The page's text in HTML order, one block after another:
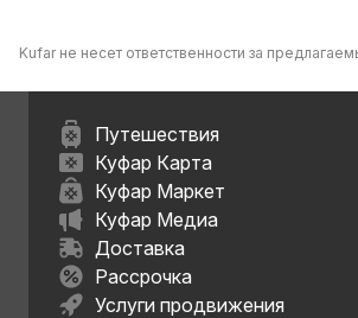
Kufar не несет ответственности за
Путешествия
Куфар Карта
Куфар Маркет
Куфар Медиа
Доставка
Рассрочка
Услуги продвижения